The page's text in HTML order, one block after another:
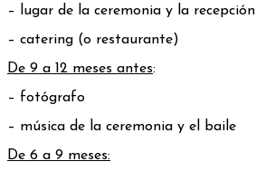
– lugar de la ceremonia y la recepción
– catering (o restaurante)
De 9 a 12 meses antes:
– fotógrafo
– música de la ceremonia y el baile
De 6 a 9 meses: